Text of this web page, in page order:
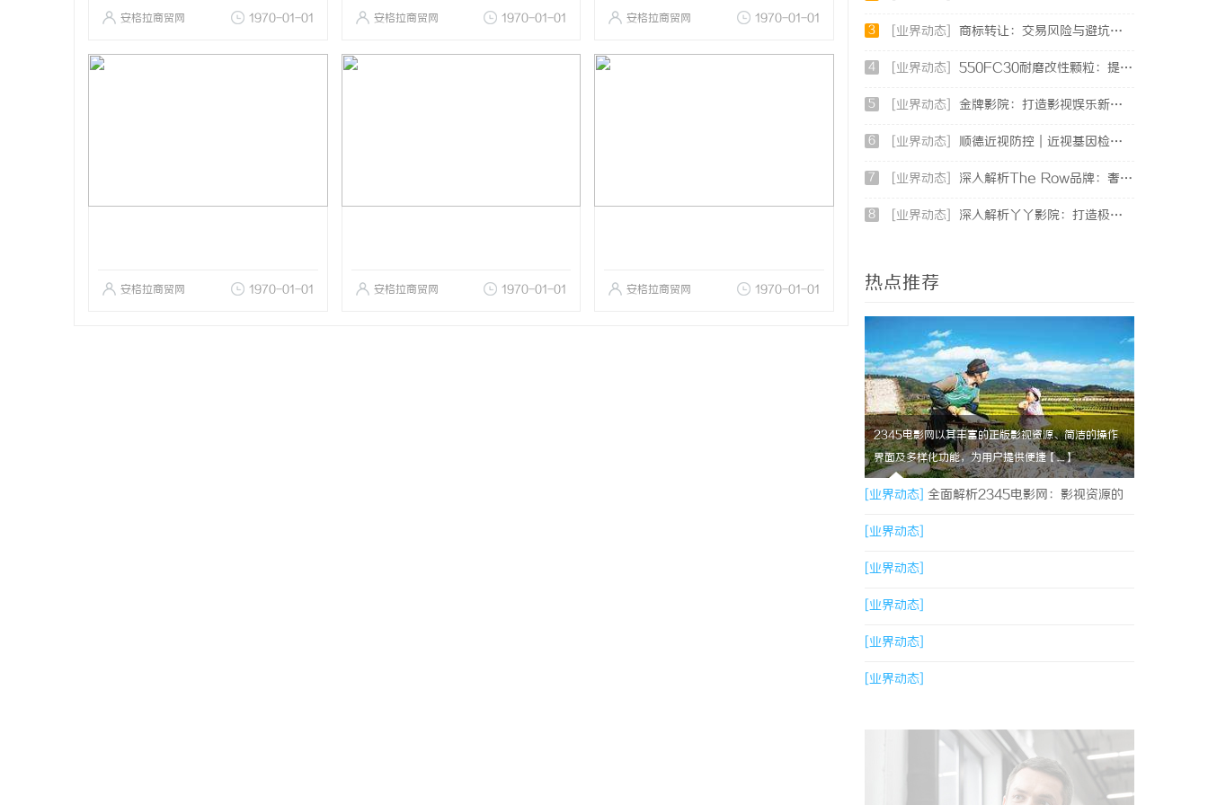
安格拉商贸网 1970-01-01 安格拉商贸网 1970-01-01 安格拉商贸网 1970-01-01
安格拉商贸网 1970-01-01 安格拉商贸网 1970-01-01 安格拉商贸网 1970-01-01
3 [业界动态] 商标转让：交易风险与避坑指南
4 [业界动态] 550FC30耐磨改性颗粒：提升材料性能的新选择
5 [业界动态] 金牌影院：打造影视娱乐新天地的领航者
6 [业界动态] 顺德近视防控｜近视基因检测：依托专业视光体系，打造青少年精准个体化控轴方案
7 [业界动态] 深入解析The Row品牌：奢华时尚的典范与设计哲学
8 [业界动态] 深入解析丫丫影院：打造极致观影体验的在线平台
热点推荐
2345电影网以其丰富的正版影视资源、简洁的操作
界面及多样化功能，为用户提供便捷【....】
[业界动态] 全面解析2345电影网：影视资源的
海量宝库与观影新体验
[业界动态]
[业界动态]
[业界动态]
[业界动态]
[业界动态]